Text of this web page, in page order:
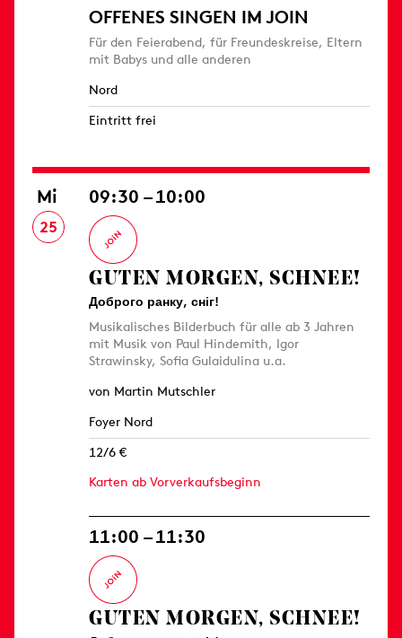
OFFENES SINGEN IM JOIN
Für den Feierabend, für Freundeskreise, Eltern
mit Babys und alle anderen
Nord
Eintritt frei
Mi
25
09:30 – 10:00
GUTEN MORGEN, SCHNEE!
Доброго ранку, сніг!
Musikalisches Bilderbuch für alle ab 3 Jahren
mit Musik von Paul Hindemith, Igor
Strawinsky, Sofia Gulaidulina u.a.
von Martin Mutschler
Foyer Nord
12/6 €
Karten ab Vorverkaufsbeginn
11:00 – 11:30
GUTEN MORGEN, SCHNEE!